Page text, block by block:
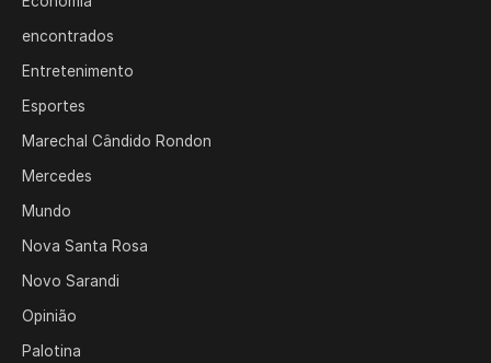
encontrados
Entretenimento
Esportes
Marechal Cândido Rondon
Mercedes
Mundo
Nova Santa Rosa
Novo Sarandi
Opinião
Palotina